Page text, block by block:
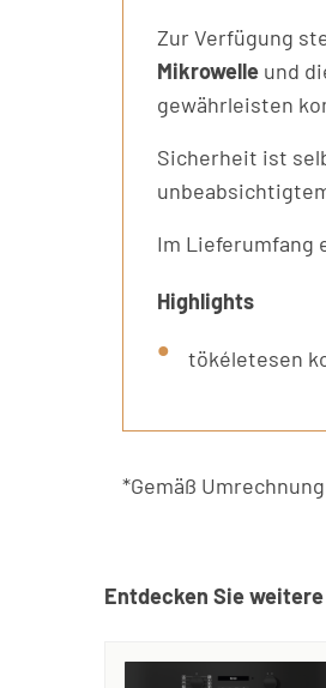
Zur Verfügung
Mikrowelle und
gewährleisten
Sicherheit ist
Im Lieferumfang
Highlights
tökéletesen
*Gemäß
Entdecken Sie